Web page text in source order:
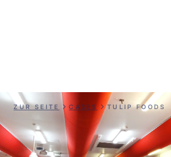
ZUR SEITE CASES TULIP FOODS